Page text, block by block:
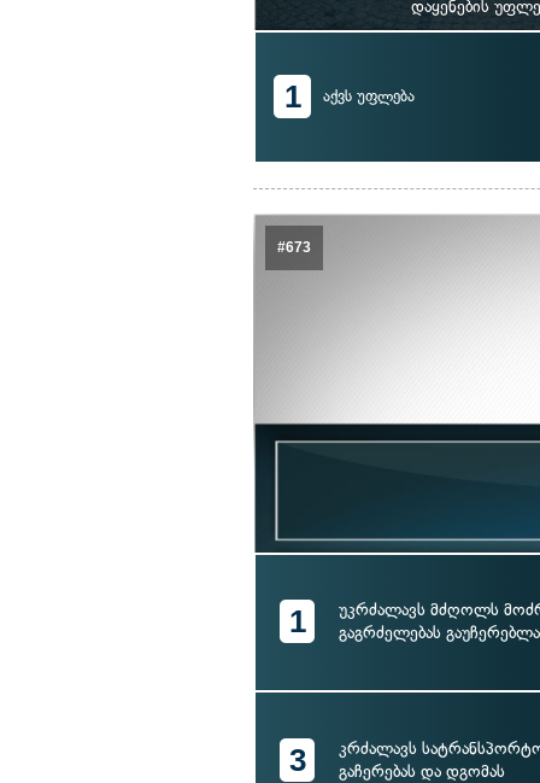
დაყენების
1 აქვს უფლება
#673
1
უკრძალავს მძღოლს
გაგრძელებას
3
კრძალავს
გაჩერებას და დგომას